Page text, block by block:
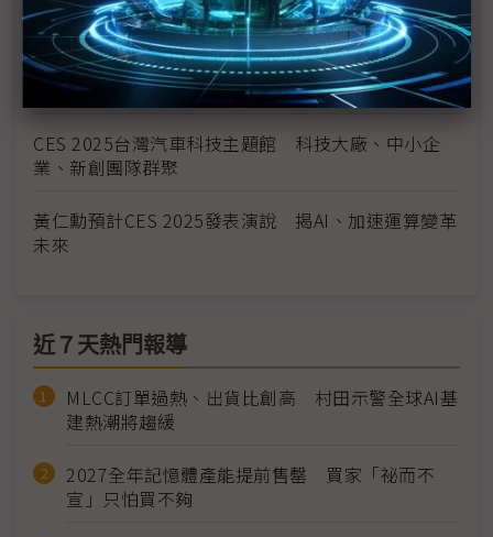
台灣新創國家隊挺進CES 5大領域展軟硬實力
行競進軍超跑及儲能市場 獲CES 2025創新獎
CES 2025台灣汽車科技主題館 科技大廠、中小企
業、新創團隊群聚
黃仁勳預計CES 2025發表演說 揭AI、加速運算變革
未來
近７天熱門報導
MLCC訂單過熱、出貨比創高 村田示警全球AI基
建熱潮將趨緩
2027全年記憶體產能提前售罄 買家「祕而不
宣」只怕買不夠